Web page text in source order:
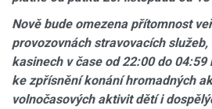
Nově bude omezena přítomnost
provozovnách stravovacích
kasinech v čase od 22:00 do
ke zpřísnění konání hromadných
volnočasových aktivit dětí i